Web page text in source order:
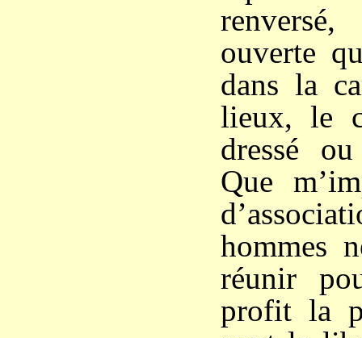
ouverte
dans la
lieux, le
dressé
Que
hommes
réunir
profit la